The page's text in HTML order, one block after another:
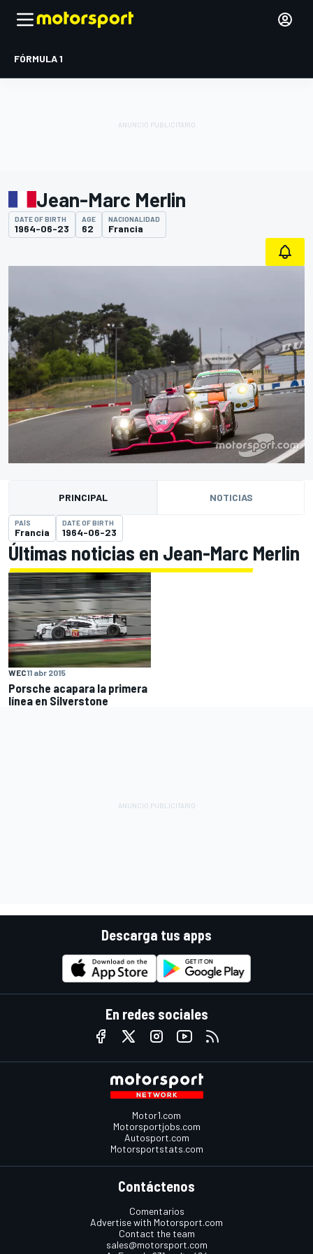
FÓRMULA 1
Jean-Marc Merlin
DATE OF BIRTH
1964-06-23
AGE
62
NACIONALIDAD
Francia
PRINCIPAL NOTICIAS
PAÍS
Francia
DATE OF BIRTH
1964-06-23
Últimas noticias en Jean-Marc Merlin
WEC11 abr 2015
Porsche acapara la primera
línea en Silverstone
Descarga tus apps
En redes sociales
Motor1.com
Motorsportjobs.com
Autosport.com
Motorsportstats.com
Contáctenos
Comentarios
Advertise with Motorsport.com
Contact the team
sales@motorsport.com